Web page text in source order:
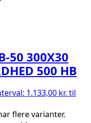
50 300X30
500 HB
1.133,00 kr. til
flere varianter.